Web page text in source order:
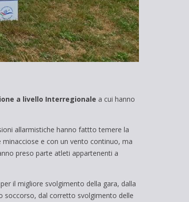
a livello Interregionale a cui hanno
allarmistiche hanno fattto temere la
e con un vento continuo, ma
preso parte atleti appartenenti a
il migliore svolgimento della gara, dalla
soccorso, dal corretto svolgimento delle